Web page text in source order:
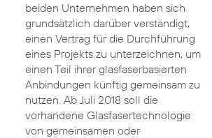
beiden Unternehmen haben sich
grundsätzlich darüber verständigt,
einen Vertrag für die Durchführung
eines Projekts zu unterzeichnen, um
einen Teil ihrer glasfaserbasierten
Anbindungen künftig gemeinsam zu
nutzen. Ab Juli 2018 soll die
vorhandene Glasfasertechnologie
von gemeinsamen oder